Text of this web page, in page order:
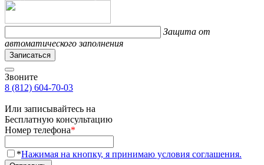
Защита от
автоматического заполнения
Записаться
Звоните
8 (812) 604-70-03
Или записывайтесь на
Бесплатную консультацию
Номер телефона*
*Нажимая на кнопку, я принимаю условия соглашения.